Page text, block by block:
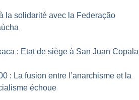
la solidarité avec la Federação
: Etat de siège à San Juan Copala
: La fusion entre l’anarchisme et la
échoue